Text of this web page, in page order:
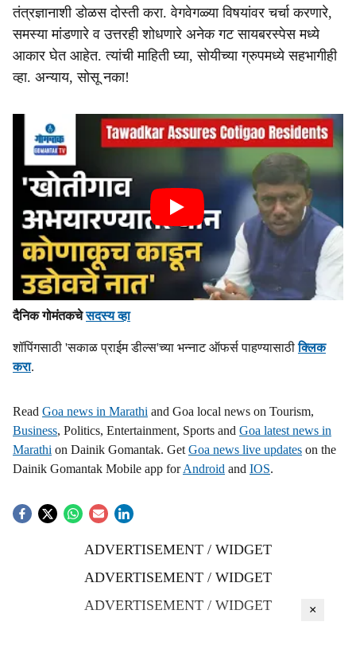
तंत्रज्ञानाशी डोळस दोस्ती करा. वेगवेगळ्या विषयांवर चर्चा करणारे,
समस्या मांडणारे व उत्तरही शोधणारे अनेक गट सायबरस्पेस मध्ये
आकार घेत आहेत. त्यांची माहिती घ्या, सोयीच्या ग्रुपमध्ये सहभागीही
व्हा. अन्याय, सोसू नका!
दैनिक गोमंतकचेसदस्य व्हा
शॉपिंगसाठी 'सकाळ प्राईम डील्स'च्या भन्नाट ऑफर्स पाहण्यासाठीक्लिक
करा.
Read Goa news in Marathi and Goa local news on Tourism,
Business, Politics, Entertainment, Sports and Goa latest news in
Marathi on Dainik Gomantak. Get Goa news live updates on the
Dainik Gomantak Mobile app forAndroid and IOS.
ADVERTISEMENT / WIDGET
ADVERTISEMENT / WIDGET
ADVERTISEMENT / WIDGET
×